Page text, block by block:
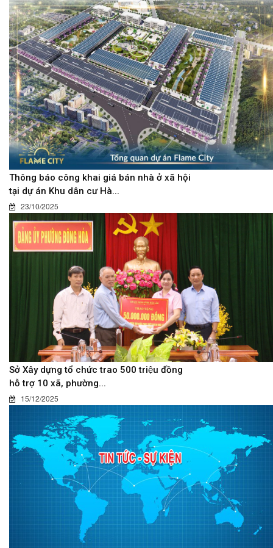
Thông báo công khai giá bán nhà ở xã hội
tại dự án Khu dân cư Hà...
23/10/2025
Sở Xây dựng tổ chức trao 500 triệu đồng
hỗ trợ 10 xã, phường...
15/12/2025